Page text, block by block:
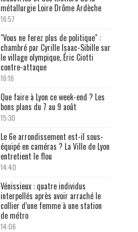
métallurgie Loire Drôme Ardèche
16:57
"Vous ne ferez plus de politique" :
chambré par Cyrille Isaac-Sibille sur
le village olympique, Éric Ciotti
contre-attaque
16:16
Que faire à Lyon ce week-end ? Les
bons plans du 7 au 9 août
15:30
Le 6e arrondissement est-il sous-
équipé en caméras ? La Ville de Lyon
entretient le flou
14:40
Vénissieux : quatre individus
interpellés après avoir arraché le
collier d’une femme à une station
de métro
14:06